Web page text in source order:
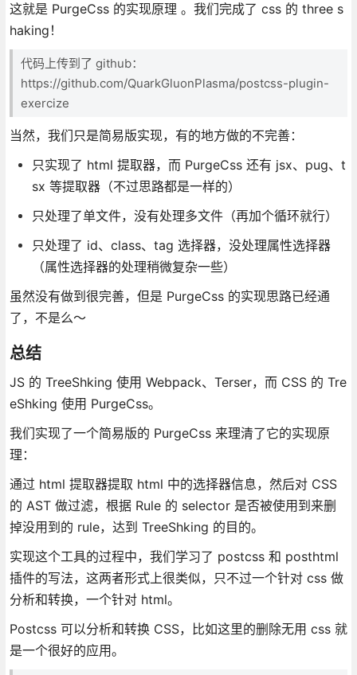
这就是 PurgeCss 的实现原理 。我们完成了 css 的 three s
haking！
代码上传到了 github：
https://github.com/QuarkGluonPlasma/postcss-plugin-
exercize
当然，我们只是简易版实现，有的地方做的不完善：
只实现了 html 提取器，而 PurgeCss 还有 jsx、pug、t
sx 等提取器（不过思路都是一样的）
只处理了单文件，没有处理多文件（再加个循环就行）
只处理了 id、class、tag 选择器，没处理属性选择器
（属性选择器的处理稍微复杂一些）
虽然没有做到很完善，但是 PurgeCss 的实现思路已经通
了，不是么～
总结
JS 的 TreeShking 使用 Webpack、Terser，而 CSS 的 Tre
eShking 使用 PurgeCss。
我们实现了一个简易版的 PurgeCss 来理清了它的实现原
理：
通过 html 提取器提取 html 中的选择器信息，然后对 CSS
的 AST 做过滤，根据 Rule 的 selector 是否被使用到来删
掉没用到的 rule，达到 TreeShking 的目的。
实现这个工具的过程中，我们学习了 postcss 和 posthtml
插件的写法，这两者形式上很类似，只不过一个针对 css 做
分析和转换，一个针对 html。
Postcss 可以分析和转换 CSS，比如这里的删除无用 css 就
是一个很好的应用。